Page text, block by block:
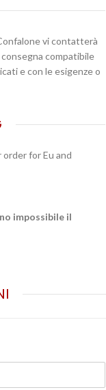
vi contatterà
compatibile
e con le esigenze o
for Eu and
impossibile il